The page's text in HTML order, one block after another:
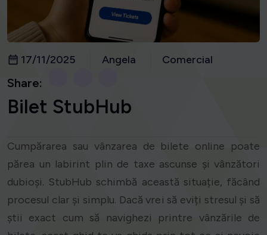
17/11/2025 Angela Comercial
Share:
Bilet StubHub
Cumpărarea sau vânzarea de bilete online poate
părea un labirint plin de taxe ascunse și vânzători
dubioși. StubHub schimbă această situație, făcând
procesul clar și simplu. Dacă vrei să eviți stresul și să
știi exact cum să navighezi printre vânzările de